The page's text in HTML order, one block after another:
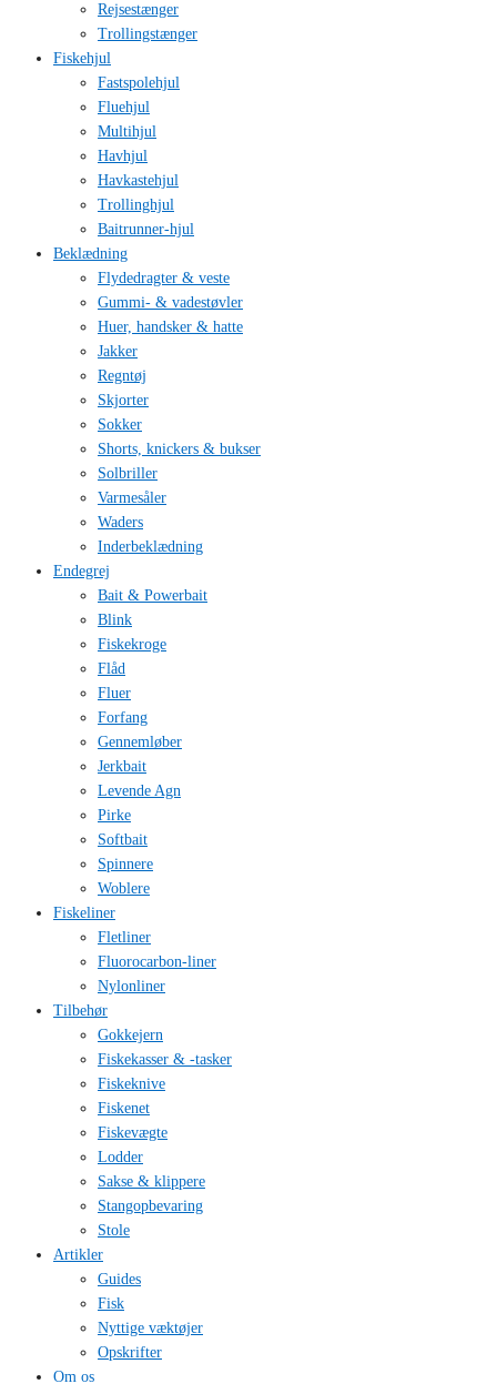
Rejsestænger
Trollingstænger
Fiskehjul
Fastspolehjul
Fluehjul
Multihjul
Havhjul
Havkastehjul
Trollinghjul
Baitrunner-hjul
Beklædning
Flydedragter & veste
Gummi- & vadestøvler
Huer, handsker & hatte
Jakker
Regntøj
Skjorter
Sokker
Shorts, knickers & bukser
Solbriller
Varmesåler
Waders
Inderbeklædning
Endegrej
Bait & Powerbait
Blink
Fiskekroge
Flåd
Fluer
Forfang
Gennemløber
Jerkbait
Levende Agn
Pirke
Softbait
Spinnere
Woblere
Fiskeliner
Fletliner
Fluorocarbon-liner
Nylonliner
Tilbehør
Gokkejern
Fiskekasser & -tasker
Fiskeknive
Fiskenet
Fiskevægte
Lodder
Sakse & klippere
Stangopbevaring
Stole
Artikler
Guides
Fisk
Nyttige væktøjer
Opskrifter
Om os